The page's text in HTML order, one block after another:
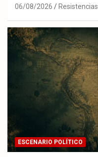
06/08/2026 Resistencias
ESCENARIO POLÍTICO